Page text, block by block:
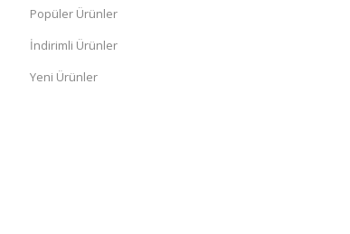
Popüler Ürünler
İndirimli Ürünler
Yeni Ürünler